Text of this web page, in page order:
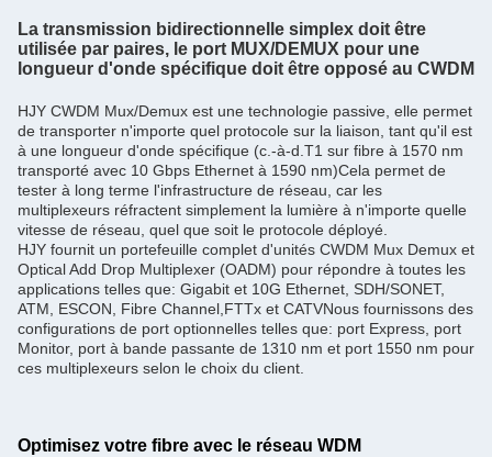
La transmission bidirectionnelle simplex doit être
utilisée par paires, le port MUX/DEMUX pour une
longueur d'onde spécifique doit être opposé au CWDM
HJY CWDM Mux/Demux est une technologie passive, elle permet
de transporter n'importe quel protocole sur la liaison, tant qu'il est
à une longueur d'onde spécifique (c.-à-d.T1 sur fibre à 1570 nm
transporté avec 10 Gbps Ethernet à 1590 nm)Cela permet de
tester à long terme l'infrastructure de réseau, car les
multiplexeurs réfractent simplement la lumière à n'importe quelle
vitesse de réseau, quel que soit le protocole déployé.
HJY fournit un portefeuille complet d'unités CWDM Mux Demux et
Optical Add Drop Multiplexer (OADM) pour répondre à toutes les
applications telles que: Gigabit et 10G Ethernet, SDH/SONET,
ATM, ESCON, Fibre Channel,FTTx et CATVNous fournissons des
configurations de port optionnelles telles que: port Express, port
Monitor, port à bande passante de 1310 nm et port 1550 nm pour
ces multiplexeurs selon le choix du client.
Optimisez votre fibre avec le réseau WDM